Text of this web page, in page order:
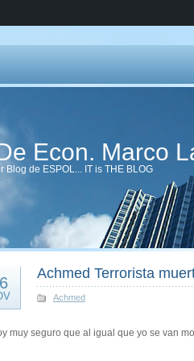
Econ. Marco
Blog de ESPOL... IT is THE BLOG
Achmed Terrorista
Achmed
muy seguro que al igual que yo se van